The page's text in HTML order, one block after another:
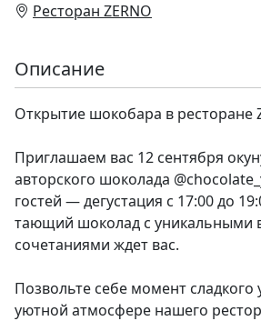
Ресторан ZERNO
Описание
Открытие шокобара в ресторане
Приглашаем вас 12 сентября
авторского шоколада
гостей — дегустация с 17:00 до
тающий шоколад с уникальными
сочетаниями ждет вас.
Позвольте себе момент сладкого
уютной атмосфере нашего